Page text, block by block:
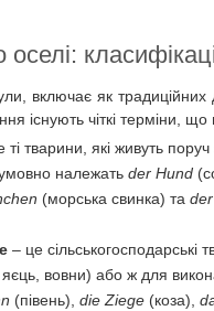
включає як
існують чіткі терміни,
ті тварини, які живуть
належать der Hund
(морська свинка) та
– це
вовни) або ж для
(півень), die Ziege (коза),